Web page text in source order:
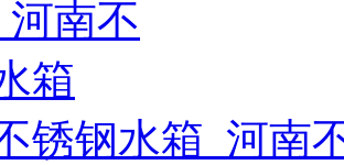
锈钢水箱_河南